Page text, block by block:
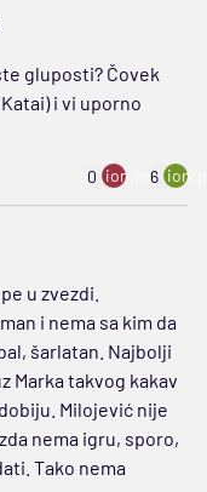
gluposti? Čovek
i vi uporno
0 ion:minus
6
u zvezdi.
i nema sa kim da
šarlatan. Najbolji
Marka takvog kakav
Milojević nije
nema igru, sporo,
Tako nema